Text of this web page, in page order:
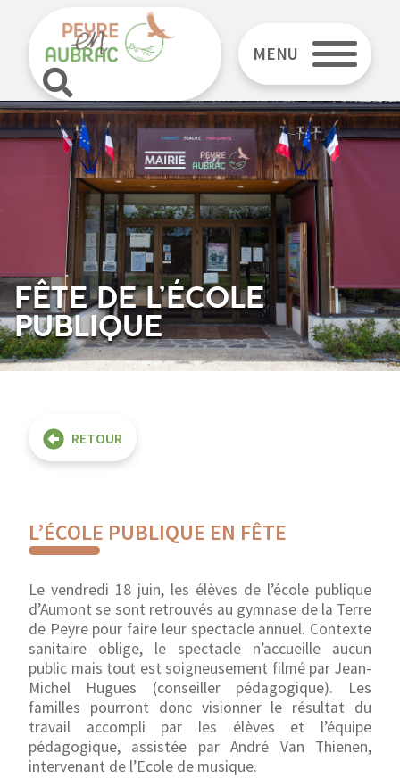
MENU
FÊTE DE L’ÉCOLE
PUBLIQUE
RETOUR
L’ÉCOLE PUBLIQUE EN FÊTE
Le vendredi 18 juin, les élèves de l’école publique
d’Aumont se sont retrouvés au gymnase de la Terre
de Peyre pour faire leur spectacle annuel. Contexte
sanitaire oblige, le spectacle n’accueille aucun
public mais tout est soigneusement filmé par Jean-
Michel Hugues (conseiller pédagogique). Les
familles pourront donc visionner le résultat du
travail accompli par les élèves et l’équipe
pédagogique, assistée par André Van Thienen,
intervenant de l’Ecole de musique.